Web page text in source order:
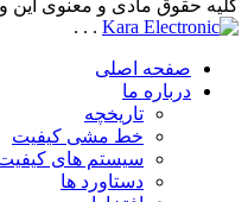
کلیه حقوق مادی و معنوی این
.
.
.
صفحه اصلی
درباره ما
تاریخچه
خط مشی کیفیت
سیستم های
دستاورد ها